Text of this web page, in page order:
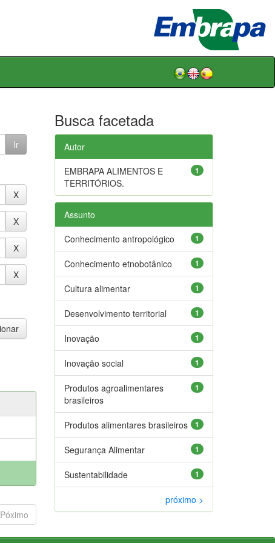
Póximo
Busca facetada
Autor
1
EMBRAPA ALIMENTOS E
TERRITÓRIOS.
Assunto
1
Conhecimento antropológico
1
Conhecimento etnobotânico
1
Cultura alimentar
1
Desenvolvimento territorial
1
Inovação
1
Inovação social
1
Produtos agroalimentares
brasileiros
1
Produtos alimentares brasileiros
1
Segurança Alimentar
1
Sustentabilidade
próximo >